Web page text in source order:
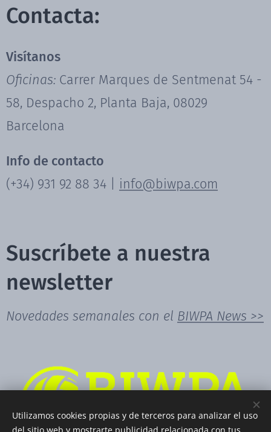
Contacta:
Visítanos
Oficinas: Carrer Marques de Sentmenat 54 -
58, Despacho 2, Planta Baja, 08029
Barcelona
Info de contacto
(+34) 931 92 88 34 | info@biwpa.com
Suscríbete a nuestra
newsletter
Novedades semanales con el BIWPA News >>
Utilizamos cookies propias y de terceros para analizar el uso